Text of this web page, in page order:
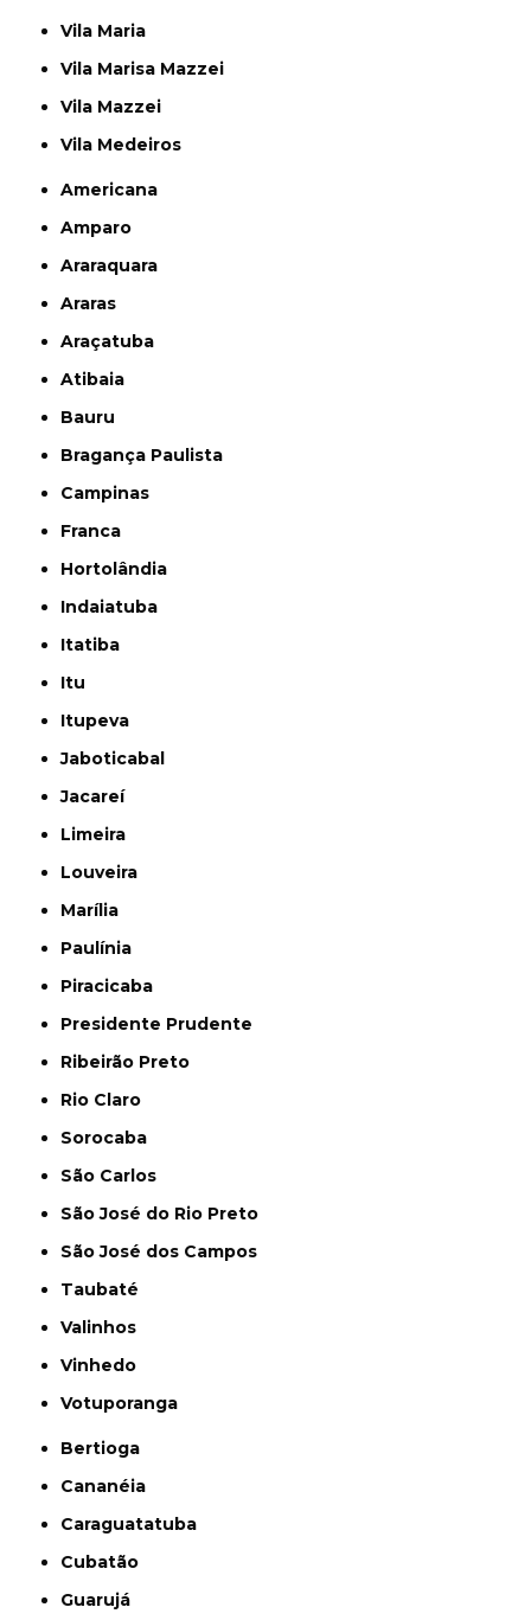
Vila Maria
Vila Marisa Mazzei
Vila Mazzei
Vila Medeiros
Americana
Amparo
Araraquara
Araras
Araçatuba
Atibaia
Bauru
Bragança Paulista
Campinas
Franca
Hortolândia
Indaiatuba
Itatiba
Itu
Itupeva
Jaboticabal
Jacareí
Limeira
Louveira
Marília
Paulínia
Piracicaba
Presidente Prudente
Ribeirão Preto
Rio Claro
Sorocaba
São Carlos
São José do Rio Preto
São José dos Campos
Taubaté
Valinhos
Vinhedo
Votuporanga
Bertioga
Cananéia
Caraguatatuba
Cubatão
Guarujá